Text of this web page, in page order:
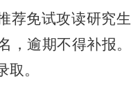
荐免试攻读研究生
，逾期不得补报。
。